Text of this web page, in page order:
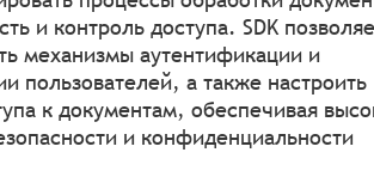
и контроль доступа. SDK
механизмы аутентификации и
пользователей, а также настроить
к документам, обеспечивая
и конфиденциальности